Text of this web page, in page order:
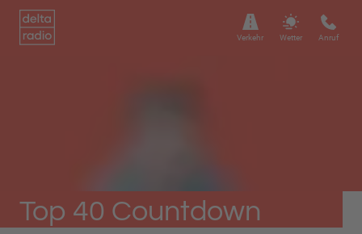
Verkehr Wetter Anruf
Top 40 Countdown